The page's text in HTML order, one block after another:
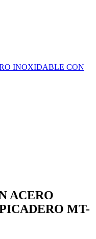
INOXIDABLE CON
ACERO
MT-